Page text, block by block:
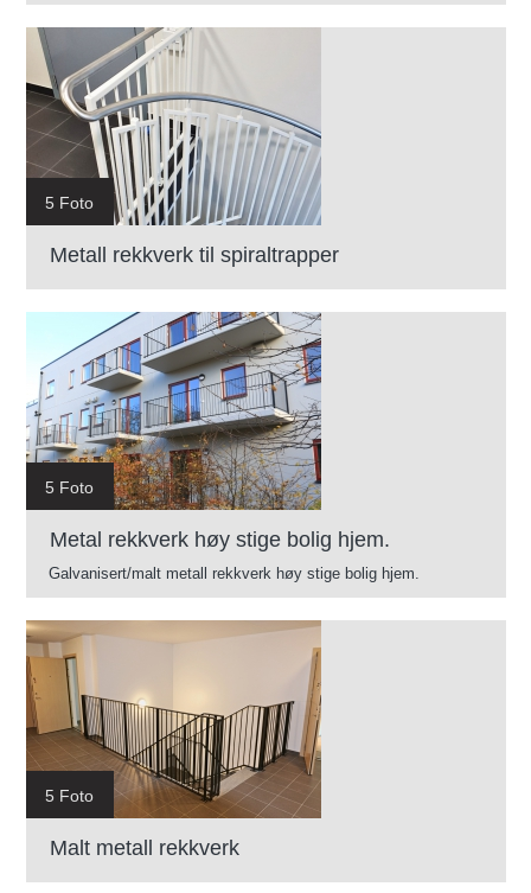
5 Foto
Metall rekkverk til spiraltrapper
5 Foto
Metal rekkverk høy stige bolig hjem.
Galvanisert/malt metall rekkverk høy stige bolig hjem.
5 Foto
Malt metall rekkverk